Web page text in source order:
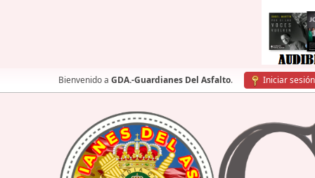
Bienvenido a GDA.-Guardianes Del Asfalto. Iniciar sesión